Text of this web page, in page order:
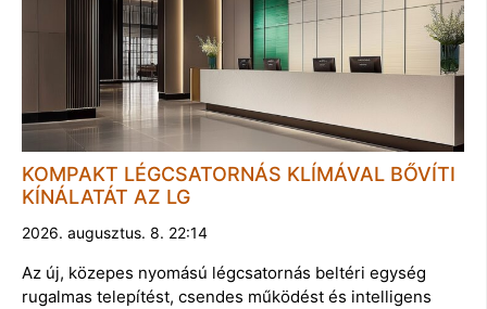
KOMPAKT LÉGCSATORNÁS KLÍMÁVAL BŐVÍTI
KÍNÁLATÁT AZ LG
2026. augusztus. 8. 22:14
Az új, közepes nyomású légcsatornás beltéri egység
rugalmas telepítést, csendes működést és intelligens